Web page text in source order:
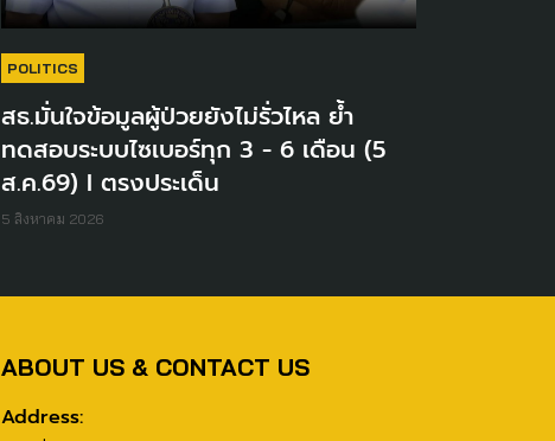
POLITICS
สธ.มั่นใจข้อมูลผู้ป่วยยังไม่รั่วไหล ย้ำ
ทดสอบระบบไซเบอร์ทุก 3 - 6 เดือน (5
ส.ค.69) I ตรงประเด็น
5 สิงหาคม 2026
ABOUT US & CONTACT US
Address: